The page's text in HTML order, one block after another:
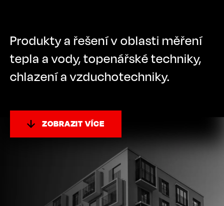
Produkty a řešení v oblasti měření
tepla a vody, topenářské techniky,
chlazení a vzduchotechniky.
ZOBRAZIT VÍCE